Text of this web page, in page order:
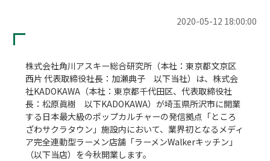
2020-05-12 18:00:00
株式会社角川アスキー総合研究所（本社：東京都文京区
西片 代表取締役社長：加瀬典子　以下当社）は、株式会
社KADOKAWA（本社：東京都千代田区、代表取締役社
長：松原眞樹　以下KADOKAWA）が埼玉県所沢市に開業
する日本最大級のポップカルチャーの発信拠点「ところ
ざわサクラタウン」施設内において、業界初となるメディ
ア完全連動型ラーメン店舗「ラーメンWalkerキッチン」
（以下当店）を今秋開業します。